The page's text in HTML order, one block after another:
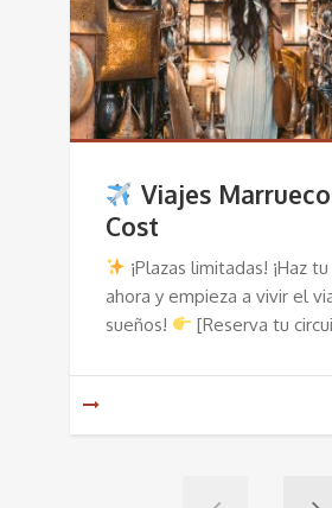
Viajes
Cost
¡Plazas limitadas! ¡Haz
ahora y empieza a vivir el
sueños!
[Reserva tu